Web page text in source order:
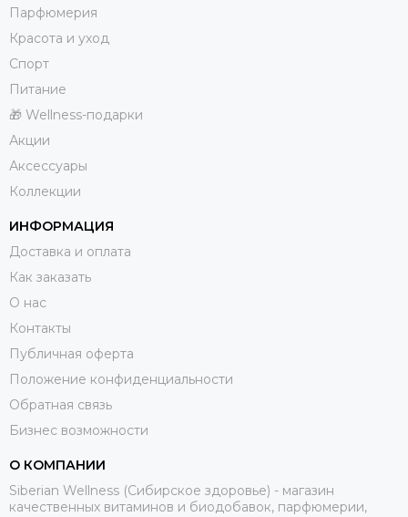
Парфюмерия
Красота и уход
Спорт
Питание
🎁 Wellness-подарки
Акции
Аксессуары
Коллекции
ИНФОРМАЦИЯ
Доставка и оплата
Как заказать
О нас
Контакты
Публичная оферта
Положение конфиденциальности
Обратная связь
Бизнес возможности
О КОМПАНИИ
Siberian Wellness (Сибирское здоровье) - магазин
качественных витаминов и биодобавок, парфюмерии,